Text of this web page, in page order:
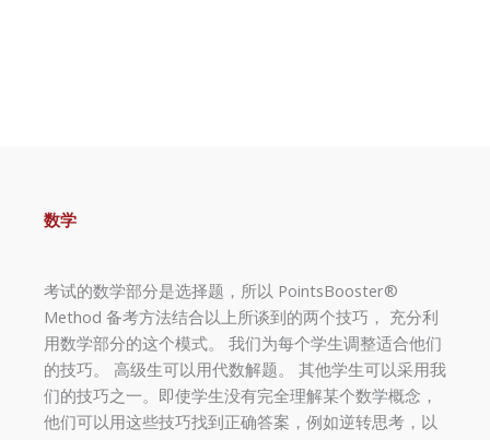
数学
考试的数学部分是选择题，所以 PointsBooster®
Method 备考方法结合以上所谈到的两个技巧， 充分利
用数学部分的这个模式。 我们为每个学生调整适合他们
的技巧。 高级生可以用代数解题。 其他学生可以采用我
们的技巧之一。即使学生没有完全理解某个数学概念，
他们可以用这些技巧找到正确答案，例如逆转思考，以